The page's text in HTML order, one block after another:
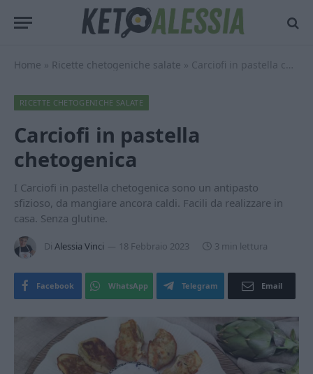
Home » Ricette chetogeniche salate » Carciofi in pastella chetogenica
RICETTE CHETOGENICHE SALATE
Carciofi in pastella
chetogenica
I Carciofi in pastella chetogenica sono un antipasto
sfizioso, da mangiare ancora caldi. Facili da realizzare in
casa. Senza glutine.
Di Alessia Vinci 18 Febbraio 2023 3 min lettura
Facebook WhatsApp Telegram Email